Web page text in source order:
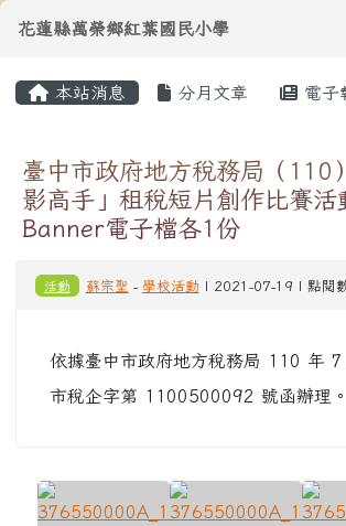
花蓮縣萬榮鄉紅葉國民小
導覽列
花蓮縣萬榮鄉紅葉國民小學
本站消息 分月文章 電子
臺中市政府地方稅務局（110
影高手」租稅短片創作比賽活
Banner電子檔各1份
活動 蘇宗聖 - 學校活動 | 2021-07-19 | 點閱
依據臺中市政府地方稅務局 110 年
市稅企字第 1100500092 號函辦理。